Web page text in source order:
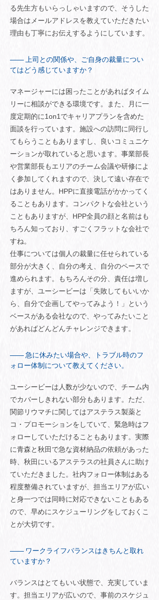
る先生方もいらっしゃいますので、そうした
場合はメールアドレスを教えていただきたい
理由も丁寧にお伝えするようにしています。
上司との関係や、ご自身の裁量につい
てはどう感じていますか？
マネージャーには困ったことがあればタイム
リーに相談ができる環境です。また、月に一
度定期的に1on1でキャリアプランを含めた
面談を行っています。施設への訪問に同行し
てもらうこともありますし、良いコミュニケ
ーションが取れていると思います。事業部長
や営業部長もエリアのチーム会議や研修によ
く参加してくれますので、決して遠い存在で
はありません。HPPに直接電話がかかってく
ることもあります。コンパクトな会社という
こともありますが、HPP全員の顔と名前はも
ちろん知っており、すごくフラットな会社で
すね。
仕事については個人の裁量に任せられている
部分が大きく、自分の考え、自分のペースで
進められます。もちろんその分、責任は増し
ますが、ユーシービーは「失敗してもいいか
ら、自分で企画してやってみよう！」という
ベースがある会社なので、やってみたいこと
があればどんどんチャレンジできます。
急に休みたい場合や、トラブル時のフ
ォロー体制について教えてください。
ユーシービーは人数が少ないので、チーム内
でカバーしきれない部分もあります。ただ、
関節リウマチに関してはアステラス製薬と
コ・プロモーションをしていて、緊急時はフ
ォローしていただけることもあります。実際
に青森と秋田で急な資材納品の依頼があった
時、秋田にいるアステラスの社員さんに助け
ていただきました。社内フォロー体制はある
程度整備されていますが、担当エリアが広い
と身一つでは同時に対応できないこともある
ので、早めにスケジューリングをしておくこ
とが大切です。
ワークライフバランスはきちんと取れ
ていますか？
バランスはとてもいい状態で、充実していま
す。担当エリアが広いので、事前のスケジュ